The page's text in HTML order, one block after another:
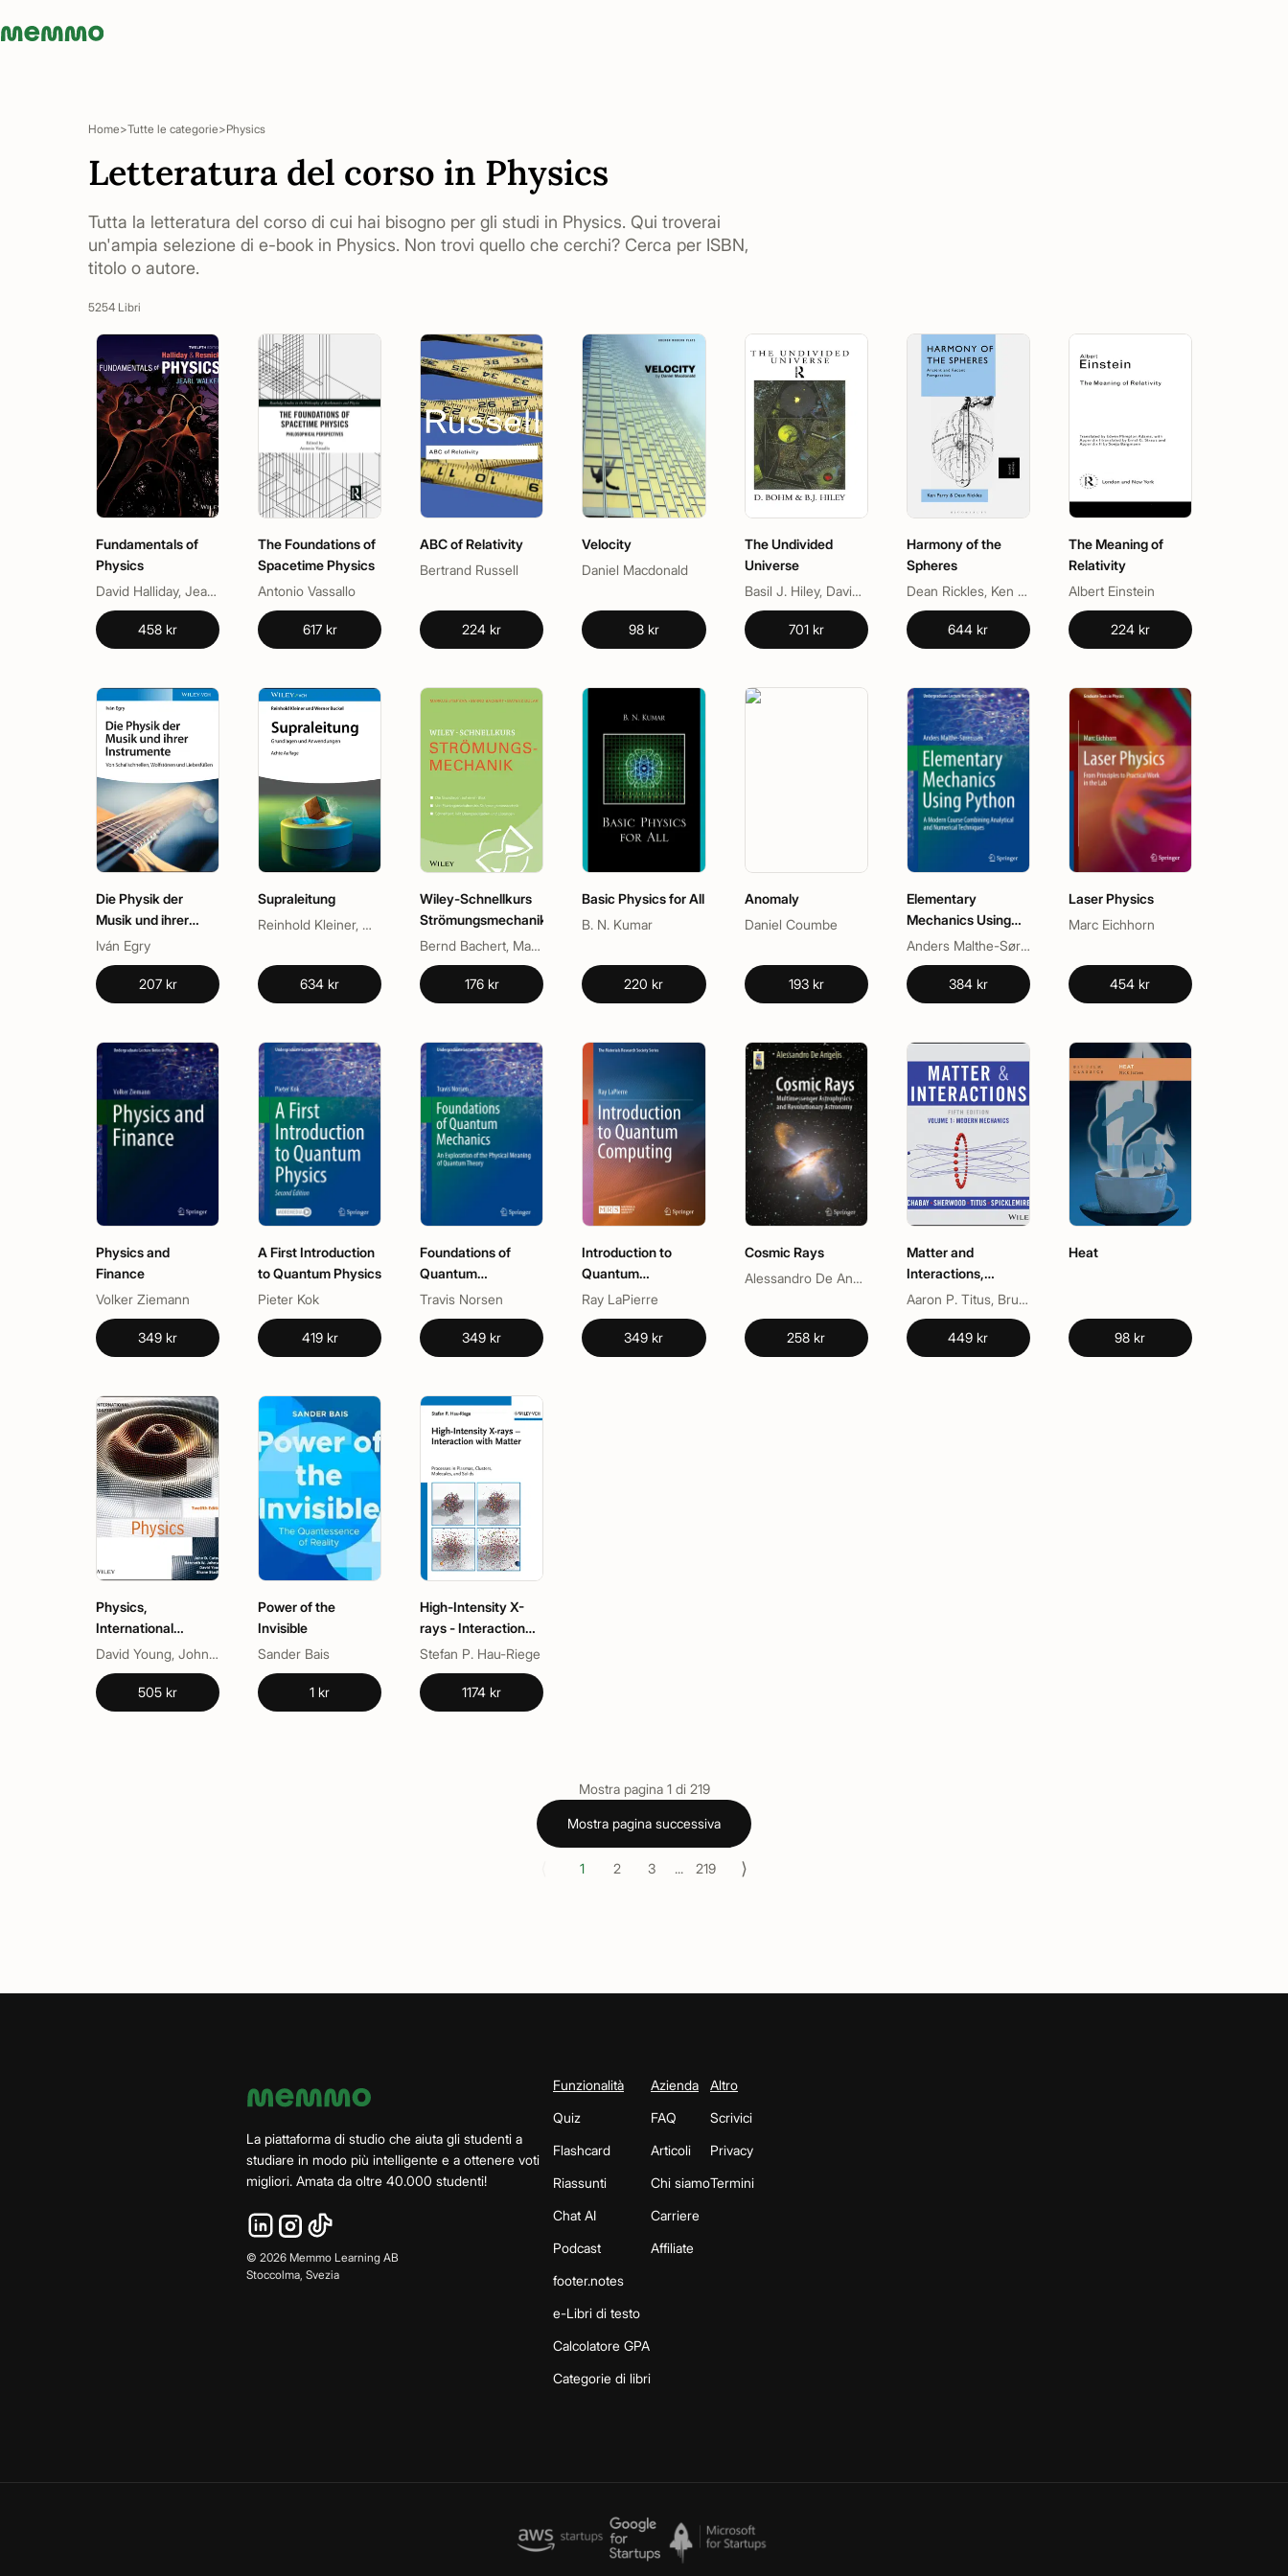
Memmo - AI-verktyg och digital kurslitteratur
Home Tutte le categorie Physics
Letteratura del corso in Physics
Tutta la letteratura del corso di cui hai bisogno per gli studi in Physics. Qui troverai
un'ampia selezione di e-book in Physics. Non trovi quello che cerchi? Cerca per ISBN,
titolo o autore.
5254 Libri
Fundamentals of
Physics
David Halliday, Jearl Walker, Robert Resnick
458 kr
The Foundations of
Spacetime Physics
Antonio Vassallo
617 kr
ABC of Relativity
Bertrand Russell
224 kr
Velocity
Daniel Macdonald
98 kr
The Undivided
Universe
Basil J. Hiley, David Bohm
701 kr
Harmony of the
Spheres
Dean Rickles, Ken Parry
644 kr
The Meaning of
Relativity
Albert Einstein
224 kr
Die Physik der
Musik und ihrer
Instrumente
Iván Egry
207 kr
Supraleitung
Reinhold Kleiner, Werner Buckel
634 kr
Wiley-Schnellkurs
Strömungsmechanik
Bernd Bachert, Markus Stephan, Matevz Dular
176 kr
Basic Physics for All
B. N. Kumar
220 kr
Anomaly
Daniel Coumbe
193 kr
Elementary
Mechanics Using
Python
Anders Malthe-Sørenssen
384 kr
Laser Physics
Marc Eichhorn
454 kr
Physics and
Finance
Volker Ziemann
349 kr
A First Introduction
to Quantum Physics
Pieter Kok
419 kr
Foundations of
Quantum
Mechanics
Travis Norsen
349 kr
Introduction to
Quantum
Computing
Ray LaPierre
349 kr
Cosmic Rays
Alessandro De Angelis
258 kr
Matter and
Interactions,
Volume 1
Aaron P. Titus, Bruce A. Sherwood, Ruth W. Chabay, Stephen J. Spicklemire
449 kr
Heat
98 kr
Physics,
International
Adaptation
David Young, John D. Cutnell, Kenneth W. Johnson, Shane Stadler
505 kr
Power of the
Invisible
Sander Bais
1 kr
High-Intensity X-
rays - Interaction
with Matter
Stefan P. Hau-Riege
1174 kr
Mostra pagina 1 di 219
Mostra pagina successiva
1 2 3 ... 219 ⟩
La piattaforma di studio che aiuta gli studenti a
studiare in modo più intelligente e a ottenere voti
migliori. Amata da oltre 40.000 studenti!
© 2026 Memmo Learning AB
Stoccolma, Svezia
Funzionalità
Quiz
Flashcard
Riassunti
Chat AI
Podcast
footer.notes
e-Libri di testo
Calcolatore GPA
Categorie di libri
Azienda
FAQ
Articoli
Chi siamo
Carriere
Affiliate
Altro
Scrivici
Privacy
Termini